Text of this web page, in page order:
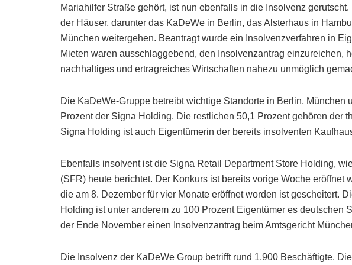
Mariahilfer Straße gehört, ist nun ebenfalls in die Insolvenz
der Häuser, darunter das KaDeWe in Berlin, das Alsterhaus in
München weitergehen. Beantragt wurde ein Insolvenzverfahren in
Mieten waren ausschlaggebend, den Insolvenzantrag einzureichen,
nachhaltiges und ertragreiches Wirtschaften nahezu unmöglich
Die KaDeWe-Gruppe betreibt wichtige Standorte in Berlin, München
Prozent der Signa Holding. Die restlichen 50,1 Prozent gehören der
Signa Holding ist auch Eigentümerin der bereits insolventen
Ebenfalls insolvent ist die Signa Retail Department Store Holding,
(SFR) heute berichtet. Der Konkurs ist bereits vorige Woche eröffnet
die am 8. Dezember für vier Monate eröffnet worden ist gescheitert.
Holding ist unter anderem zu 100 Prozent Eigentümer es deutschen
der Ende November einen Insolvenzantrag beim Amtsgericht
Die Insolvenz der KaDeWe Group betrifft rund 1.900 Beschäftigte.